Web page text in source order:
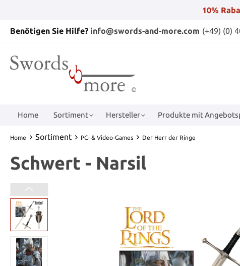
10%
Benötigen Sie Hilfe? info@swords-and-more.com (+49) (0)
Home Sortiment Hersteller Produkte mit
Home Sortiment PC- & Video-Games Der Herr der Ringe
Schwert - Narsil